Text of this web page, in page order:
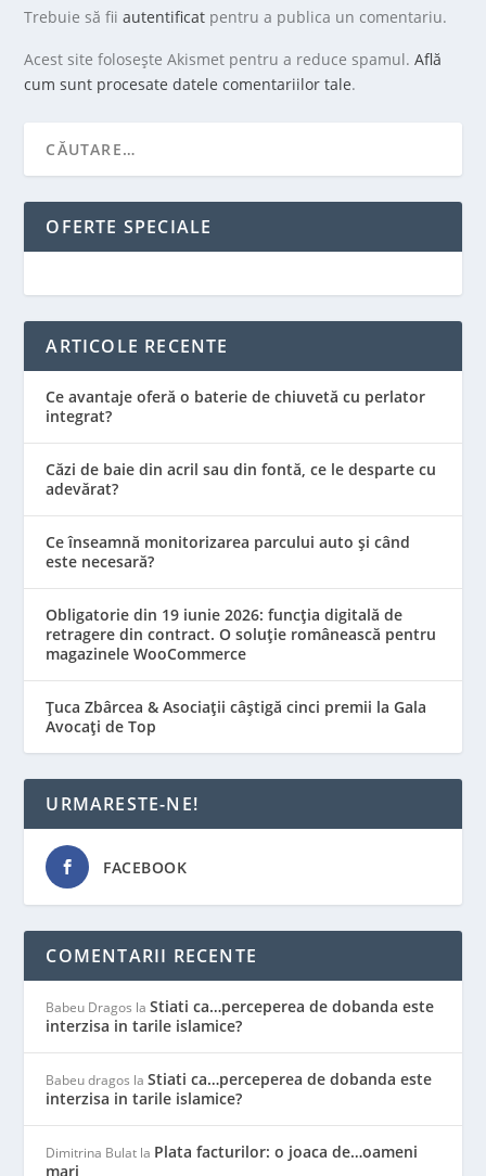
Trebuie să fiiautentificat pentru a publica un comentariu.
Acest site folosește Akismet pentru a reduce spamul.Află
cum sunt procesate datele comentariilor tale.
OFERTE SPECIALE
ARTICOLE RECENTE
Ce avantaje oferă o baterie de chiuvetă cu perlator
integrat?
Căzi de baie din acril sau din fontă, ce le desparte cu
adevărat?
Ce înseamnă monitorizarea parcului auto și când
este necesară?
Obligatorie din 19 iunie 2026: funcția digitală de
retragere din contract. O soluție românească pentru
magazinele WooCommerce
Țuca Zbârcea & Asociații câștigă cinci premii la Gala
Avocați de Top
URMARESTE-NE!
FACEBOOK
COMENTARII RECENTE
Babeu Dragos laStiati ca…perceperea de dobanda este
interzisa in tarile islamice?
Babeu dragos laStiati ca…perceperea de dobanda este
interzisa in tarile islamice?
Dimitrina Bulat la Plata facturilor: o joaca de…oameni
mari